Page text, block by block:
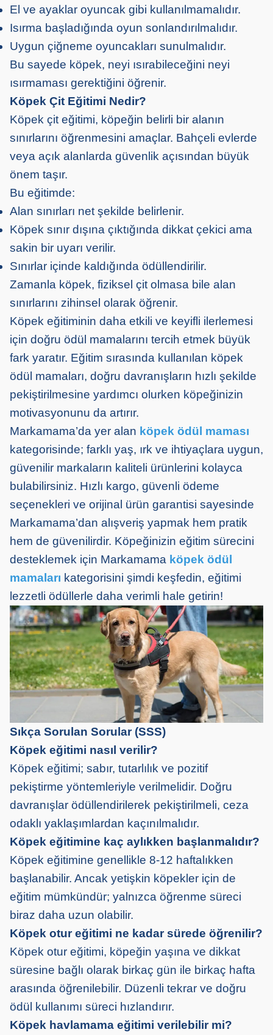
El ve ayaklar oyuncak gibi kullanılmamalıdır.
Isırma başladığında oyun sonlandırılmalıdır.
Uygun çiğneme oyuncakları sunulmalıdır.
Bu sayede köpek, neyi ısırabileceğini neyi
ısırmaması gerektiğini öğrenir.
Köpek Çit Eğitimi Nedir?
Köpek çit eğitimi, köpeğin belirli bir alanın
sınırlarını öğrenmesini amaçlar. Bahçeli evlerde
veya açık alanlarda güvenlik açısından büyük
önem taşır.
Bu eğitimde:
Alan sınırları net şekilde belirlenir.
Köpek sınır dışına çıktığında dikkat çekici ama
sakin bir uyarı verilir.
Sınırlar içinde kaldığında ödüllendirilir.
Zamanla köpek, fiziksel çit olmasa bile alan
sınırlarını zihinsel olarak öğrenir.
Köpek eğitiminin daha etkili ve keyifli ilerlemesi
için doğru ödül mamalarını tercih etmek büyük
fark yaratır. Eğitim sırasında kullanılan köpek
ödül mamaları, doğru davranışların hızlı şekilde
pekiştirilmesine yardımcı olurken köpeğinizin
motivasyonunu da artırır.
Markamama’da yer alan köpek ödül maması
kategorisinde; farklı yaş, ırk ve ihtiyaçlara uygun,
güvenilir markaların kaliteli ürünlerini kolayca
bulabilirsiniz. Hızlı kargo, güvenli ödeme
seçenekleri ve orijinal ürün garantisi sayesinde
Markamama’dan alışveriş yapmak hem pratik
hem de güvenilirdir. Köpeğinizin eğitim sürecini
desteklemek için Markamama köpek ödül
mamaları kategorisini şimdi keşfedin, eğitimi
lezzetli ödüllerle daha verimli hale getirin!
Sıkça Sorulan Sorular (SSS)
Köpek eğitimi nasıl verilir?
Köpek eğitimi; sabır, tutarlılık ve pozitif
pekiştirme yöntemleriyle verilmelidir. Doğru
davranışlar ödüllendirilerek pekiştirilmeli, ceza
odaklı yaklaşımlardan kaçınılmalıdır.
Köpek eğitimine kaç aylıkken başlanmalıdır?
Köpek eğitimine genellikle 8-12 haftalıkken
başlanabilir. Ancak yetişkin köpekler için de
eğitim mümkündür; yalnızca öğrenme süreci
biraz daha uzun olabilir.
Köpek otur eğitimi ne kadar sürede öğrenilir?
Köpek otur eğitimi, köpeğin yaşına ve dikkat
süresine bağlı olarak birkaç gün ile birkaç hafta
arasında öğrenilebilir. Düzenli tekrar ve doğru
ödül kullanımı süreci hızlandırır.
Köpek havlamama eğitimi verilebilir mi?